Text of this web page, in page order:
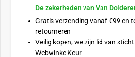
De zekerheden van Van
Gratis verzending vanaf €99 en
retourneren
Veilig kopen, we zijn lid van
WebwinkelKeur